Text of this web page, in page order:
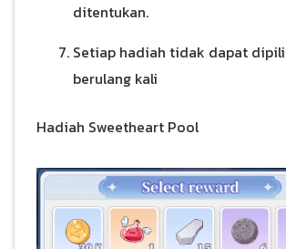
ditentukan.
Setiap hadiah tidak dapat
berulang kali
Hadiah Sweetheart Pool